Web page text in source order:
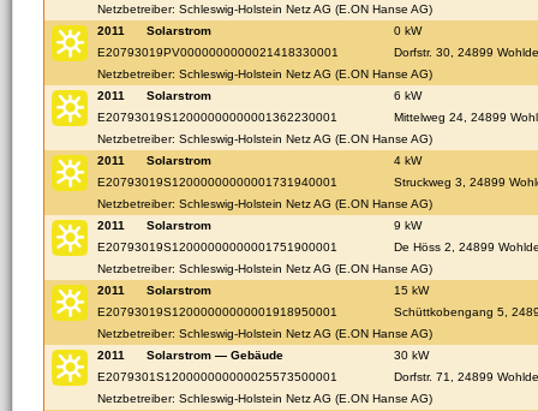
Netzbetreiber: Schleswig-Holstein Netz AG (E.ON Hanse AG)
2011
Solarstrom
0 kW
E20793019PV0000000000021418330001
Dorfstr. 30, 24899 Wohlde
Netzbetreiber: Schleswig-Holstein Netz AG (E.ON Hanse AG)
2011
Solarstrom
6 kW
E20793019S12000000000001362230001
Mittelweg 24, 24899
Netzbetreiber: Schleswig-Holstein Netz AG (E.ON Hanse AG)
2011
Solarstrom
4 kW
E20793019S12000000000001731940001
Struckweg 3, 24899
Netzbetreiber: Schleswig-Holstein Netz AG (E.ON Hanse AG)
2011
Solarstrom
9 kW
E20793019S12000000000001751900001
De Höss 2, 24899
Netzbetreiber: Schleswig-Holstein Netz AG (E.ON Hanse AG)
2011
Solarstrom
15 kW
E20793019S12000000000001918950001
Schüttkobengang 5,
Netzbetreiber: Schleswig-Holstein Netz AG (E.ON Hanse AG)
2011
Solarstrom — Gebäude
30 kW
E2079301S120000000000025573500001
Dorfstr. 71, 24899 Wohlde
Netzbetreiber: Schleswig-Holstein Netz AG (E.ON Hanse AG)